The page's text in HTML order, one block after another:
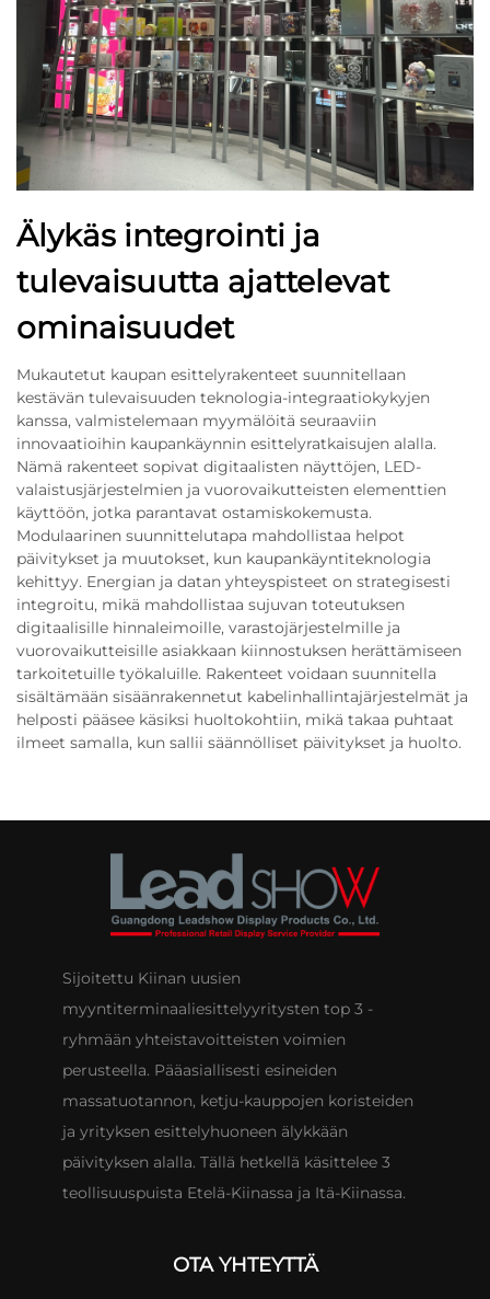
Älykäs integrointi ja
tulevaisuutta ajattelevat
ominaisuudet
Mukautetut kaupan esittelyrakenteet suunnitellaan
kestävän tulevaisuuden teknologia-integraatiokykyjen
kanssa, valmistelemaan myymälöitä seuraaviin
innovaatioihin kaupankäynnin esittelyratkaisujen alalla.
Nämä rakenteet sopivat digitaalisten näyttöjen, LED-
valaistusjärjestelmien ja vuorovaikutteisten elementtien
käyttöön, jotka parantavat ostamiskokemusta.
Modulaarinen suunnittelutapa mahdollistaa helpot
päivitykset ja muutokset, kun kaupankäyntiteknologia
kehittyy. Energian ja datan yhteyspisteet on strategisesti
integroitu, mikä mahdollistaa sujuvan toteutuksen
digitaalisille hinnaleimoille, varastojärjestelmille ja
vuorovaikutteisille asiakkaan kiinnostuksen herättämiseen
tarkoitetuille työkaluille. Rakenteet voidaan suunnitella
sisältämään sisäänrakennetut kabelinhallintajärjestelmät ja
helposti pääsee käsiksi huoltokohtiin, mikä takaa puhtaat
ilmeet samalla, kun sallii säännölliset päivitykset ja huolto.
Sijoitettu Kiinan uusien
myyntiterminaaliesittelyyritysten top 3 -
ryhmään yhteistavoitteisten voimien
perusteella. Pääasiallisesti esineiden
massatuotannon, ketju-kauppojen koristeiden
ja yrityksen esittelyhuoneen älykkään
päivityksen alalla. Tällä hetkellä käsittelee 3
teollisuuspuista Etelä-Kiinassa ja Itä-Kiinassa.
OTA YHTEYTTÄ